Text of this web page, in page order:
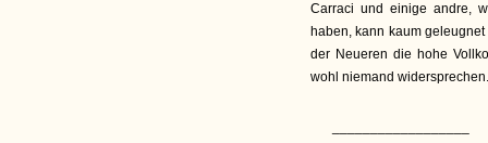
Carraci und einige andre,
haben, kann kaum
der Neueren die hohe
wohl niemand widersprechen.